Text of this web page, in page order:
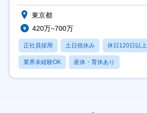
東京都
420万~700万
正社員採用 土日祝休み 休日120日以上
業界未経験OK 産休・育休あり